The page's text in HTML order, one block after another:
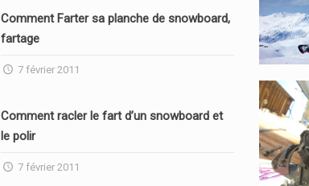
Comment Farter sa planche de snowboard,
fartage
7 février 2011
Comment racler le fart d’un snowboard et
le polir
7 février 2011